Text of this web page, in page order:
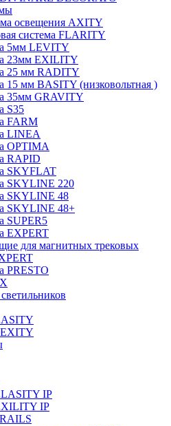
освещения AXITY
система FLARITY
5мм LEVITY
23мм EXILITY
25 мм RADITY
15 мм BASITY (низковольтная )
35мм GRAVITY
S35
FARM
LINEA
OPTIMA
RAPID
SKYFLAT
SKYLINE 220
SKYLINE 48
SKYLINE 48+
SUPER5
EXPERT
для магнитных трековых
PRESTO
IP
IP